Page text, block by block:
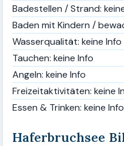
Badestellen / Strand:
Baden mit Kindern /
Wasserqualität: keine Info
Tauchen: keine Info
Angeln: keine Info
Freizeitaktivitäten: keine
Essen & Trinken: keine Info
Haferbruchsee